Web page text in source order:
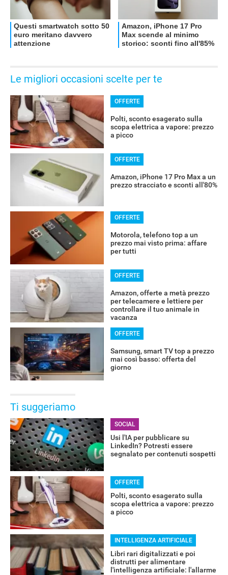
Le migliori occasioni scelte per te
OFFERTE
Polti, sconto esagerato sulla
scopa elettrica a vapore: prezzo
a picco
OFFERTE
Amazon, iPhone 17 Pro Max a un
prezzo stracciato e sconti all'80%
OFFERTE
Motorola, telefono top a un
prezzo mai visto prima: affare
per tutti
OFFERTE
Amazon, offerte a metà prezzo
per telecamere e lettiere per
controllare il tuo animale in
vacanza
OFFERTE
Samsung, smart TV top a prezzo
mai così basso: offerta del
giorno
Ti suggeriamo
SOCIAL
Usi l'IA per pubblicare su
LinkedIn? Potresti essere
segnalato per contenuti sospetti
OFFERTE
Polti, sconto esagerato sulla
scopa elettrica a vapore: prezzo
a picco
INTELLIGENZA ARTIFICIALE
Libri rari digitalizzati e poi
distrutti per alimentare
l'intelligenza artificiale: l'allarme